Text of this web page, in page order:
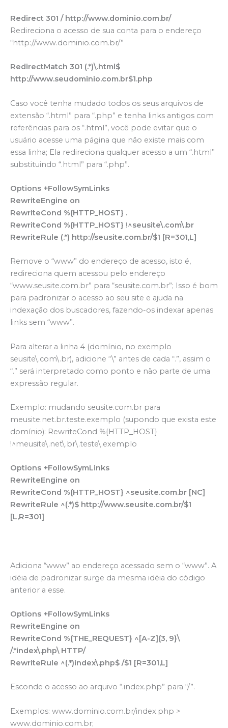
Redirect 301 / http://www.dominio.com.br/
Redireciona o acesso de sua conta para o endereço
“http://www.dominio.com.br/”
RedirectMatch 301 (.*)\.html$
http://www.seudominio.com.br$1.php
Caso você tenha mudado todos os seus arquivos de
extensão “.html” para “.php” e tenha links antigos com
referências para os “.html”, você pode evitar que o
usuário acesse uma página que não existe mais com
essa linha; Ela redireciona qualquer acesso a um “.html”
substituindo “.html” para “.php”.
Options +FollowSymLinks
RewriteEngine on
RewriteCond %{HTTP_HOST} .
RewriteCond %{HTTP_HOST} !^seusite\.com\.br
RewriteRule (.*) http://seusite.com.br/$1 [R=301,L]
Remove o “www” do endereço de acesso, isto é,
redireciona quem acessou pelo endereço
“www.seusite.com.br” para “seusite.com.br”; Isso é bom
para padronizar o acesso ao seu site e ajuda na
indexação dos buscadores, fazendo-os indexar apenas
links sem “www”.
Para alterar a linha 4 (domínio, no exemplo
seusite\.com\.br), adicione “\” antes de cada “.”, assim o
“.” será interpretado como ponto e não parte de uma
expressão regular.
Exemplo: mudando seusite.com.br para
meusite.net.br.teste.exemplo (supondo que exista este
domínio): RewriteCond %{HTTP_HOST}
!^meusite\.net\.br\.teste\.exemplo
Options +FollowSymLinks
RewriteEngine on
RewriteCond %{HTTP_HOST} ^seusite.com.br [NC]
RewriteRule ^(.*)$ http://www.seusite.com.br/$1
[L,R=301]
Adiciona “www” ao endereço acessado sem o “www”. A
idéia de padronizar surge da mesma idéia do código
anterior a esse.
Options +FollowSymLinks
RewriteEngine on
RewriteCond %{THE_REQUEST} ^[A-Z]{3, 9}\
/.*index\.php\ HTTP/
RewriteRule ^(.*)index\.php$ /$1 [R=301,L]
Esconde o acesso ao arquivo “.index.php” para “/”.
Exemplos: www.dominio.com.br/index.php >
www.dominio.com.br;